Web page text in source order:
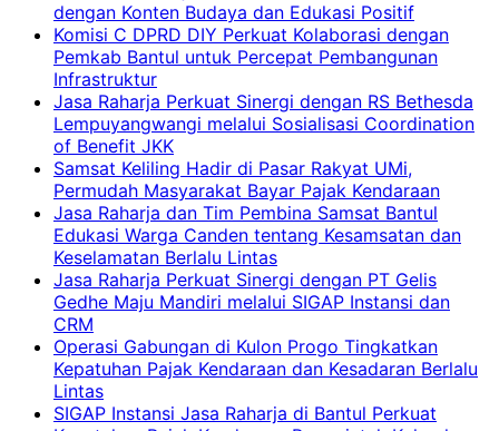
dengan Konten Budaya dan Edukasi Positif
Komisi C DPRD DIY Perkuat Kolaborasi dengan
Pemkab Bantul untuk Percepat Pembangunan
Infrastruktur
Jasa Raharja Perkuat Sinergi dengan RS Bethesda
Lempuyangwangi melalui Sosialisasi Coordination
of Benefit JKK
Samsat Keliling Hadir di Pasar Rakyat UMi,
Permudah Masyarakat Bayar Pajak Kendaraan
Jasa Raharja dan Tim Pembina Samsat Bantul
Edukasi Warga Canden tentang Kesamsatan dan
Keselamatan Berlalu Lintas
Jasa Raharja Perkuat Sinergi dengan PT Gelis
Gedhe Maju Mandiri melalui SIGAP Instansi dan
CRM
Operasi Gabungan di Kulon Progo Tingkatkan
Kepatuhan Pajak Kendaraan dan Kesadaran Berlalu
Lintas
SIGAP Instansi Jasa Raharja di Bantul Perkuat